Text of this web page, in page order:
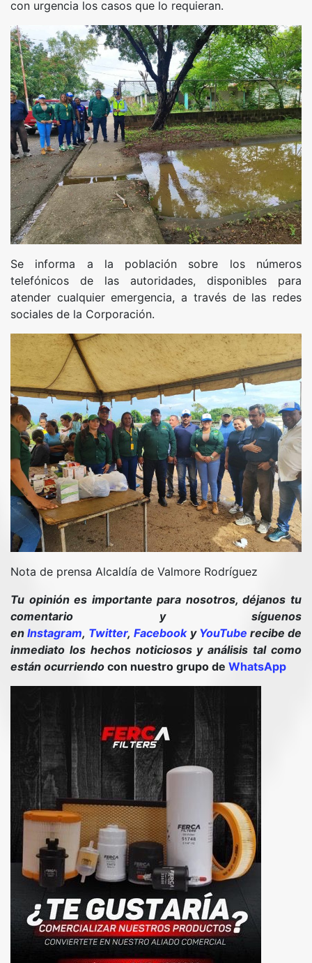
con urgencia los casos que lo requieran.
Se informa a la población sobre los números
telefónicos de las autoridades, disponibles para
atender cualquier emergencia, a través de las redes
sociales de la Corporación.
Nota de prensa Alcaldía de Valmore Rodríguez
Tu opinión es importante para nosotros, déjanos tu
comentario y síguenos
enInstagram, Twitter,Facebooky YouTube recibe de
inmediato los hechos noticiosos y análisis tal como
están ocurriendo con nuestro grupo de WhatsApp